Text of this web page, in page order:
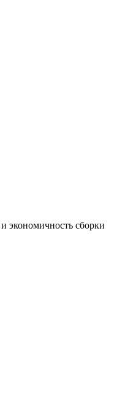
экономичность сборки